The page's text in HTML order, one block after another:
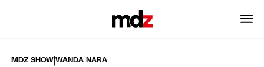
MDZ SHOW |WANDA NARA